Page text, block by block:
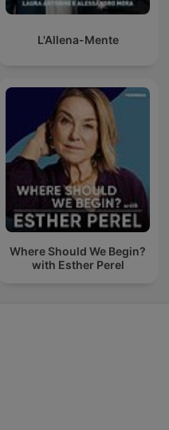
L'Allena-Mente
Where Should We Begin?
with Esther Perel